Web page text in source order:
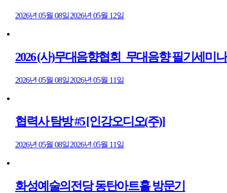
년 05월 08일2026년 05월 12일
(사)무대음향협회_무대음향 필기세미나
년 05월 08일2026년 05월 11일
력사 탐방 #5 [인강오디오(주)]
년 05월 08일2026년 05월 11일
성예술의전당 동탄아트홀 방문기